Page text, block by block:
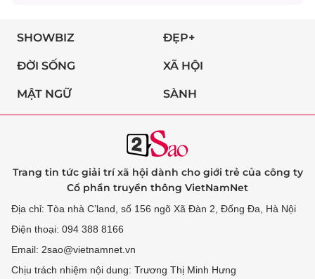
SHOWBIZ ĐẸP+
ĐỜI SỐNG XÃ HỘI
MẬT NGỮ SÀNH
Trang tin tức giải trí xã hội dành cho giới trẻ của công ty
Cổ phần truyền thông VietNamNet
Địa chỉ: Tòa nhà C’land, số 156 ngõ Xã Đàn 2, Đống Đa, Hà Nội
Điện thoại: 094 388 8166
Email: 2sao@vietnamnet.vn
Chịu trách nhiệm nội dung: Trương Thị Minh Hưng